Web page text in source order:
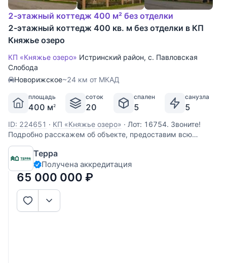
2-этажный коттедж 400 м² без отделки
2-этажный коттедж 400 кв. м без отделки в КП
Княжье озеро
КП «Княжье озеро» Истринский район, с. Павловская
Слобода
Новорижское~24 км от МКАД
площадь
400 м2
соток
20
спален
5
санузла
5
ID: 224651 · КП «Княжье озеро» · Лот: 16754. Звоните!
Подробно расскажем об объекте, предоставим всю
необходимую информацию и оперативно покажем!
Терра
Получена аккредитация
65 000 000 ₽